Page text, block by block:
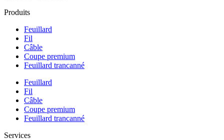
Produits
Feuillard
Fil
Câble
Coupe premium
Feuillard trancanné
Feuillard
Fil
Câble
Coupe premium
Feuillard trancanné
Services